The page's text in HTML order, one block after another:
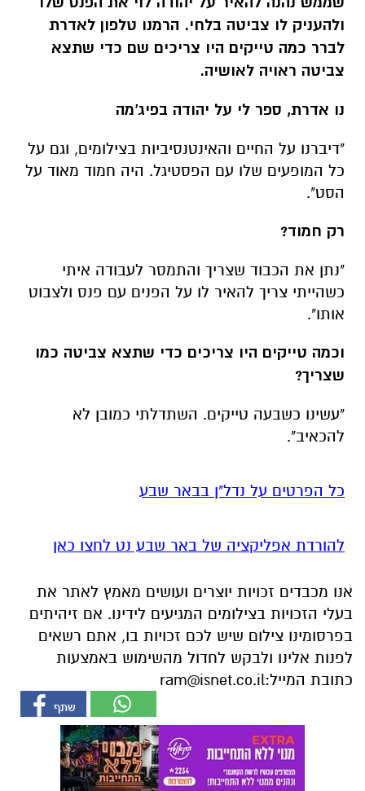
נו אדרת, ספר לי על יהודה בפיג'מה
"דיברנו על החיים והאינטנסיביות בצילומים, וגם על
הסט".
רק חמוד?
"נתן את הכבוד שצריך והתמסר לעבודה איתי
אותו".
וכמה טייקים היו צריכים כדי שתצא צביטה כמו
שצריך?
להכאיב".
כל הפרטים על נדל"ן בבאר שבע
בפרסומינו צילום שיש לכם זכויות בו, אתם רשאים
כתובת המייל:ram@isnet.co.il
אולי יעניין אותך גם